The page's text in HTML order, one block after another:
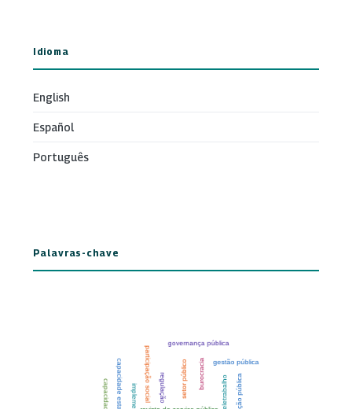
Idioma
English
Español
Português
Palavras-chave